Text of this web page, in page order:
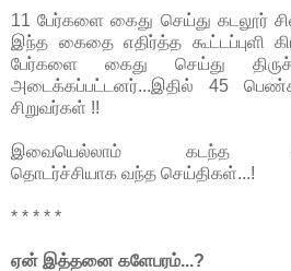
11 பேர்களை கைது செய்து கடலூர்
இந்த கைதை எதிர்த்த கூட்டப்புளி
பேர்களை கைது செய்து
அடைக்கப்பட்டனர்...இதில் 45
சிறுவர்கள் !!
இவையெல்லாம் கடந்த
தொடர்ச்சியாக வந்த செய்திகள்...!
* * * * *
ஏன் இத்தனை களேபரம்...?